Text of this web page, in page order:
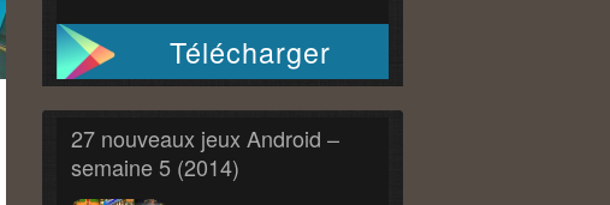
Télécharger
27 nouveaux jeux Android –
semaine 5 (2014)